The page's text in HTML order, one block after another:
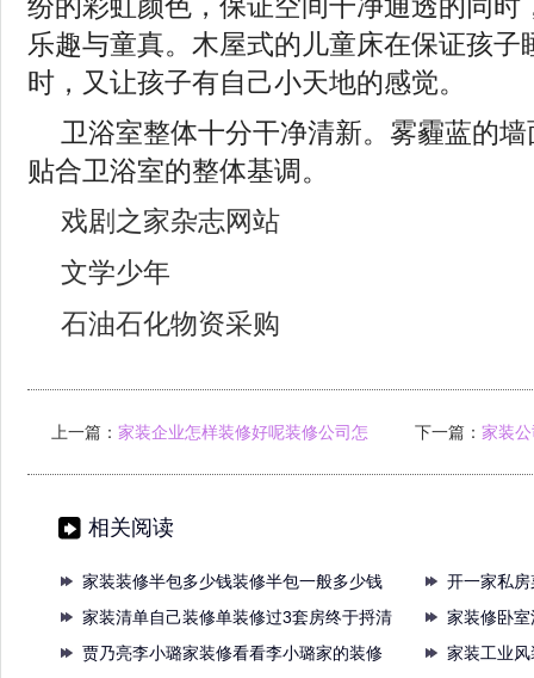
乐趣与童真。木屋式的儿童床在保证孩子
时，又让孩子有自己小天地的感觉。
卫浴室整体十分干净清新。雾霾蓝的
贴合卫浴室的整体基调。
戏剧之家杂志网站
文学少年
石油石化物资采购
上一篇： 家装企业怎样装修好呢装修公司怎
么选看完这
下一篇： 家装
相关阅读
家装装修半包多少钱装修半包一般多少钱
装修
开一家私
修要
家装清单自己装修单装修过3套房终于捋清
全
家装修卧
选家
贾乃亮李小璐家装修看看李小璐家的装修
家装工业